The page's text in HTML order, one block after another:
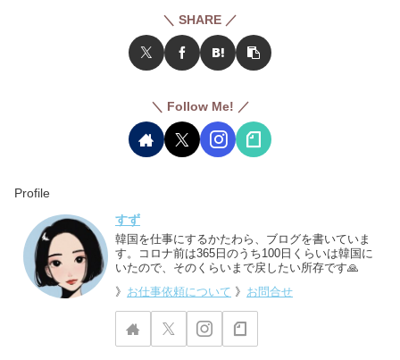
＼ SHARE ／
＼ Follow Me! ／
Profile
すず
韓国を仕事にするかたわら、ブログを書いていま
す。コロナ前は365日のうち100日くらいは韓国に
いたので、そのくらいまで戻したい所存です🙏
》 お仕事依頼について 》 お問合せ